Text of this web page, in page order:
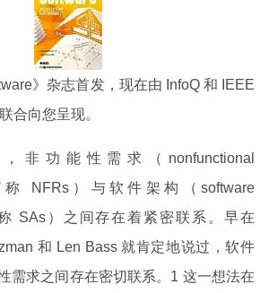
》杂志首发，现在由 InfoQ 和 IEEE
合向您呈现。
非功能性需求（nonfunctional
称 NFRs）与软件架构（software
SAs）之间存在着紧密联系。早在
和 Len Bass 就肯定地说过，软件
需求之间存在密切联系。1 这一想法在